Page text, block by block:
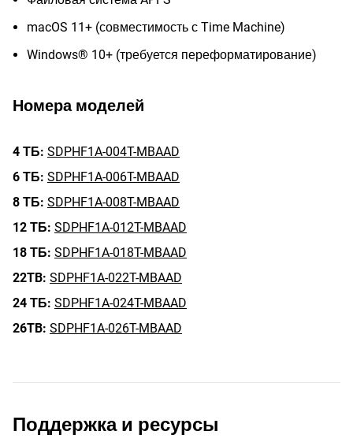
macOS 11+ (совместимость с Time Machine)
Windows® 10+ (требуется переформатирование)
Номера моделей
4 ТБ: SDPHF1A-004T-MBAAD
6 ТБ: SDPHF1A-006T-MBAAD
8 ТБ: SDPHF1A-008T-MBAAD
12 ТБ: SDPHF1A-012T-MBAAD
18 ТБ: SDPHF1A-018T-MBAAD
22TB: SDPHF1A-022T-MBAAD
24 ТБ: SDPHF1A-024T-MBAAD
26TB: SDPHF1A-026T-MBAAD
Поддержка и ресурсы